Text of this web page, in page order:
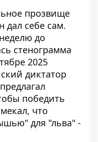
прозвище
себе сам.
до
стенограмма
2025
диктатор
победить
что
для "льва" -